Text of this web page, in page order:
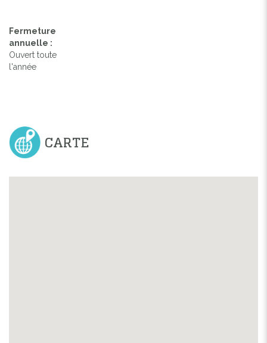
Fermeture
annuelle :
Ouvert toute
l'année
CARTE